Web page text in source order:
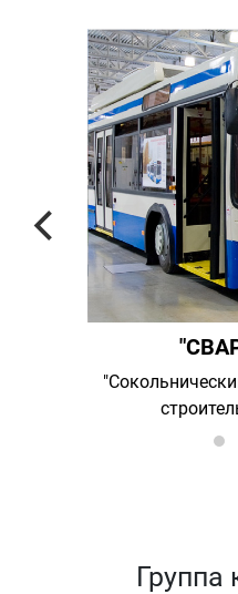
"Сокольнический
Группа